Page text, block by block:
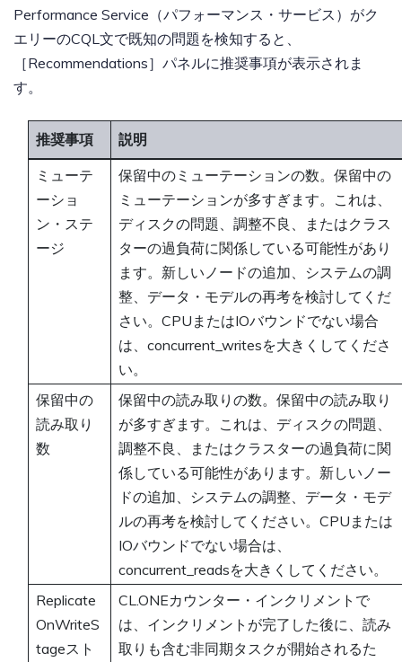
Performance Service（パフォーマンス・サービス）がク
エリーのCQL文で既知の問題を検知すると、
［Recommendations］パネルに推奨事項が表示されま
す。
推奨事項
説明
ミューテ
ーショ
ン・ステ
ージ
保留中のミューテーションの数。保留中の
ミューテーションが多すぎます。これは、
ディスクの問題、調整不良、またはクラス
ターの過負荷に関係している可能性があり
ます。新しいノードの追加、システムの調
整、データ・モデルの再考を検討してくだ
さい。CPUまたはIOバウンドでない場合
は、concurrent_writesを大きくしてくださ
い。
保留中の
読み取り
数
保留中の読み取りの数。保留中の読み取り
が多すぎます。これは、ディスクの問題、
調整不良、またはクラスターの過負荷に関
係している可能性があります。新しいノー
ドの追加、システムの調整、データ・モデ
ルの再考を検討してください。CPUまたは
IOバウンドでない場合は、
concurrent_readsを大きくしてください。
Replicate
OnWriteS
tageスト
CL.ONEカウンター・インクリメントで
は、インクリメントが完了した後に、読み
取りも含む非同期タスクが開始されるた